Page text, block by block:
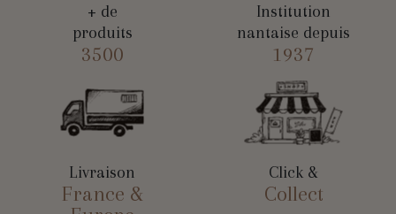
+ de
produits
3500
Institution
nantaise depuis
1937
Livraison
France &
Click &
Collect